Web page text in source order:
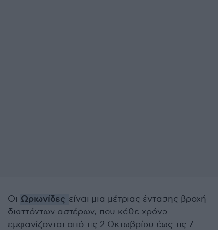
Οι Ωριωνίδες είναι μια μέτριας έντασης βροχή
διαττόντων αστέρων, που κάθε χρόνο
εμφανίζονται από τις 2 Οκτωβρίου έως τις 7